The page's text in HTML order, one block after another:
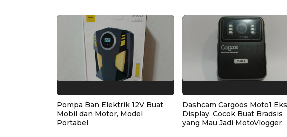
Pompa Ban Elektrik 12V Buat
Mobil dan Motor, Model
Portabel
Dashcam Cargoos Moto1 Eks
Display, Cocok Buat Bradsis
yang Mau Jadi MotoVlogger